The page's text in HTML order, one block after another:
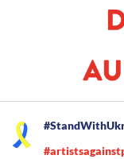
Navigation